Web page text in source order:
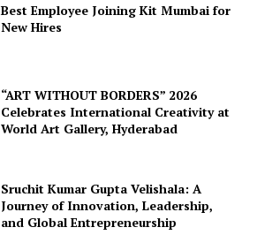
Best Employee Joining Kit Mumbai for
New Hires
“ART WITHOUT BORDERS” 2026
Celebrates International Creativity at
World Art Gallery, Hyderabad
Sruchit Kumar Gupta Velishala: A
Journey of Innovation, Leadership,
and Global Entrepreneurship